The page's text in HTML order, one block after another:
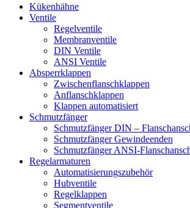
Kükenhähne
Ventile
Regelventile
Membranventile
DIN Ventile
ANSI Ventile
Absperrklappen
Zwischenflanschklappen
Anflanschklappen
Klappen automatisiert
Schmutzfänger
Schmutzfänger DIN –
Schmutzfänger Gewindeenden
Schmutzfänger ANSI-
Regelarmaturen
Automatisierungszubehör
Hubventile
Regelklappen
Segmentventile